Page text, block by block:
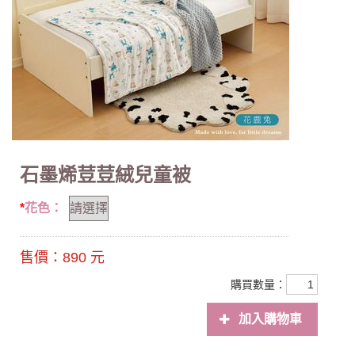
石墨烯荳荳絨兒童被
花色：
售價： 890 元
購買數量：